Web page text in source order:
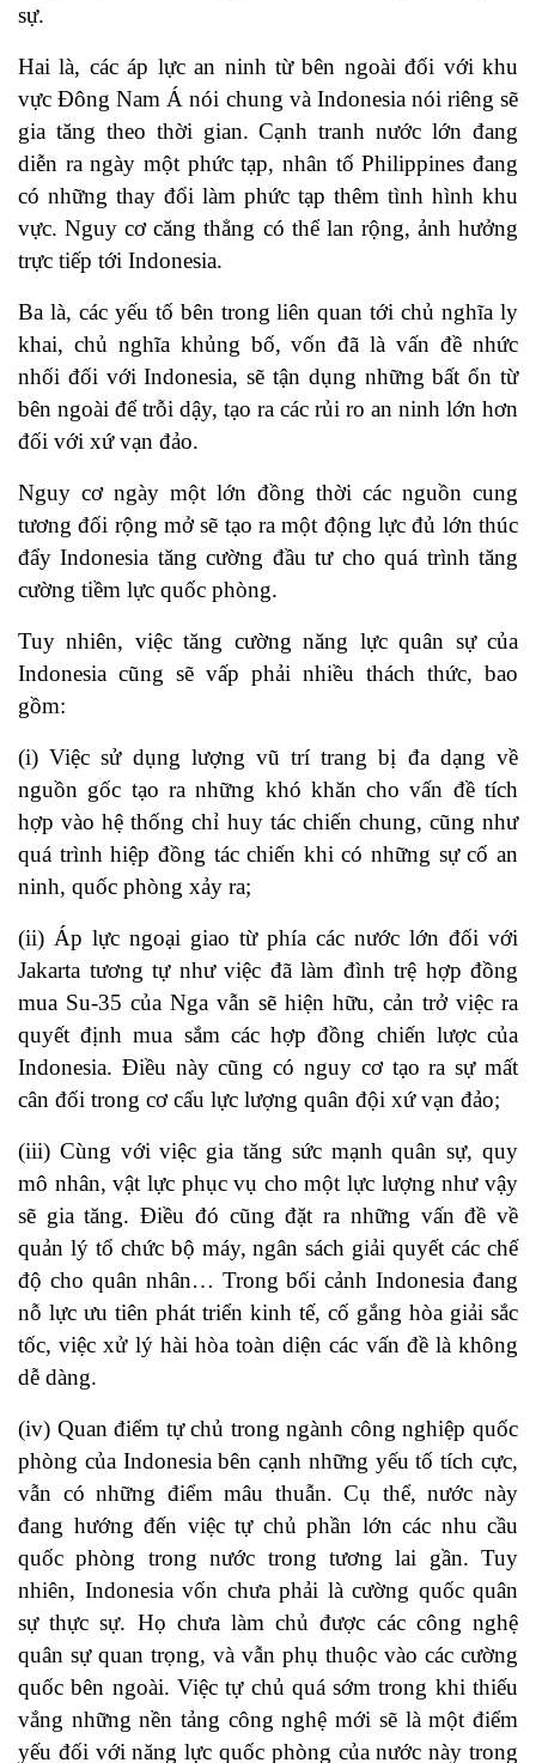
sự.
Hai là, các áp lực an ninh từ bên ngoài đối với khu
vực Đông Nam Á nói chung và Indonesia nói riêng sẽ
gia tăng theo thời gian. Cạnh tranh nước lớn đang
diễn ra ngày một phức tạp, nhân tố Philippines đang
có những thay đổi làm phức tạp thêm tình hình khu
vực. Nguy cơ căng thẳng có thể lan rộng, ảnh hưởng
trực tiếp tới Indonesia.
Ba là, các yếu tố bên trong liên quan tới chủ nghĩa ly
khai, chủ nghĩa khủng bố, vốn đã là vấn đề nhức
nhối đối với Indonesia, sẽ tận dụng những bất ổn từ
bên ngoài để trỗi dậy, tạo ra các rủi ro an ninh lớn hơn
đối với xứ vạn đảo.
Nguy cơ ngày một lớn đồng thời các nguồn cung
tương đối rộng mở sẽ tạo ra một động lực đủ lớn thúc
đẩy Indonesia tăng cường đầu tư cho quá trình tăng
cường tiềm lực quốc phòng.
Tuy nhiên, việc tăng cường năng lực quân sự của
Indonesia cũng sẽ vấp phải nhiều thách thức, bao
gồm:
(i) Việc sử dụng lượng vũ trí trang bị đa dạng về
nguồn gốc tạo ra những khó khăn cho vấn đề tích
hợp vào hệ thống chỉ huy tác chiến chung, cũng như
quá trình hiệp đồng tác chiến khi có những sự cố an
ninh, quốc phòng xảy ra;
(ii) Áp lực ngoại giao từ phía các nước lớn đối với
Jakarta tương tự như việc đã làm đình trệ hợp đồng
mua Su-35 của Nga vẫn sẽ hiện hữu, cản trở việc ra
quyết định mua sắm các hợp đồng chiến lược của
Indonesia. Điều này cũng có nguy cơ tạo ra sự mất
cân đối trong cơ cấu lực lượng quân đội xứ vạn đảo;
(iii) Cùng với việc gia tăng sức mạnh quân sự, quy
mô nhân, vật lực phục vụ cho một lực lượng như vậy
sẽ gia tăng. Điều đó cũng đặt ra những vấn đề về
quản lý tổ chức bộ máy, ngân sách giải quyết các chế
độ cho quân nhân… Trong bối cảnh Indonesia đang
nỗ lực ưu tiên phát triển kinh tế, cố gắng hòa giải sắc
tốc, việc xử lý hài hòa toàn diện các vấn đề là không
dễ dàng.
(iv) Quan điểm tự chủ trong ngành công nghiệp quốc
phòng của Indonesia bên cạnh những yếu tố tích cực,
vẫn có những điểm mâu thuẫn. Cụ thể, nước này
đang hướng đến việc tự chủ phần lớn các nhu cầu
quốc phòng trong nước trong tương lai gần. Tuy
nhiên, Indonesia vốn chưa phải là cường quốc quân
sự thực sự. Họ chưa làm chủ được các công nghệ
quân sự quan trọng, và vẫn phụ thuộc vào các cường
quốc bên ngoài. Việc tự chủ quá sớm trong khi thiếu
vắng những nền tảng công nghệ mới sẽ là một điểm
yếu đối với năng lực quốc phòng của nước này trong